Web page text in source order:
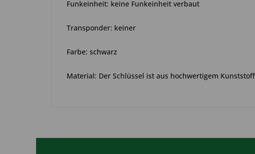
Funkeinheit: keine Funkeinheit verbaut
Transponder: keiner
Farbe: schwarz
Material: Der Schlüssel ist aus hochwertigem